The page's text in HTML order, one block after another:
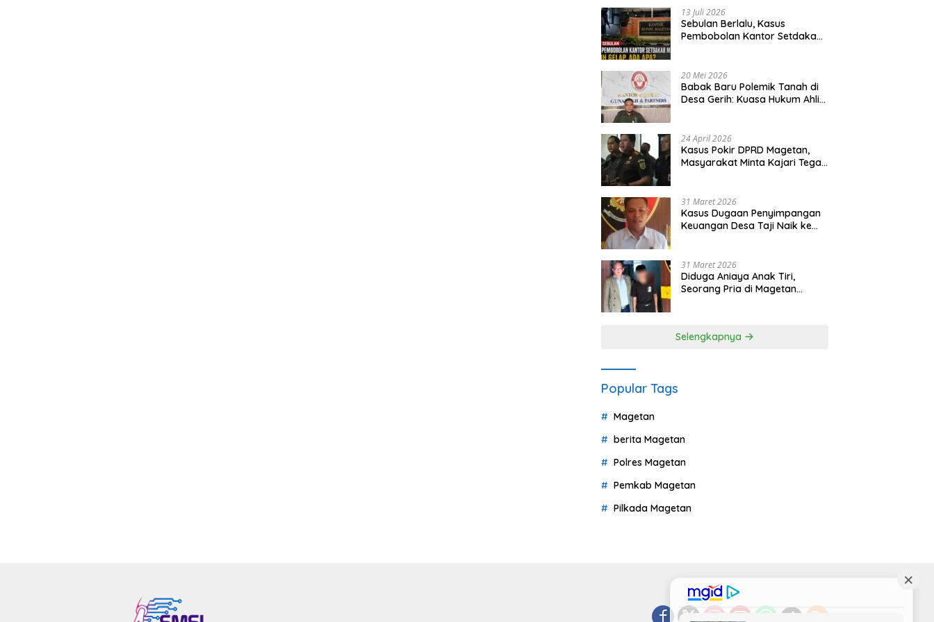
13 Juli 2026
Sebulan Berlalu, Kasus
Pembobolan Kantor Setdakab
20 Mei 2026
Babak Baru Polemik Tanah di
Desa Gerih: Kuasa Hukum Ahli
24 April 2026
Kasus Pokir DPRD Magetan,
Masyarakat Minta Kajari Tegak
31 Maret 2026
Kasus Dugaan Penyimpangan
Keuangan Desa Taji Naik ke
31 Maret 2026
Diduga Aniaya Anak Tiri,
Seorang Pria di Magetan
Selengkapnya
Popular Tags
Magetan
berita Magetan
Polres Magetan
Pemkab Magetan
Pilkada Magetan